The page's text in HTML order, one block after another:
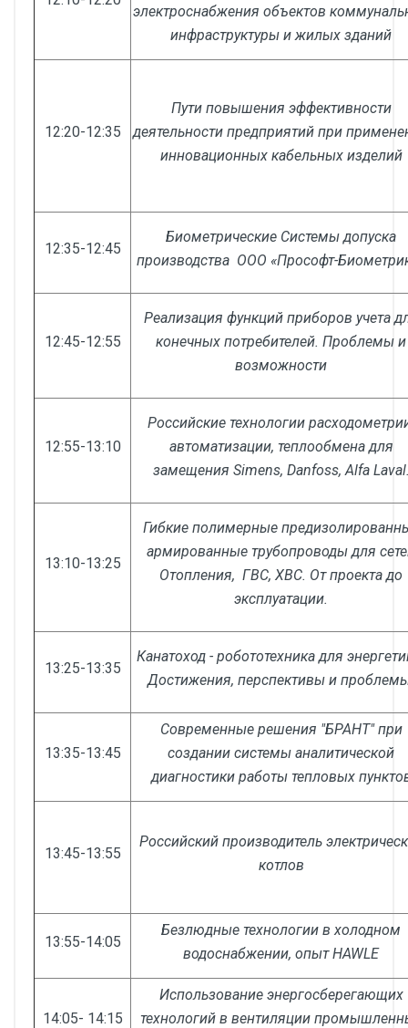
электроснабжения объектов
инфраструктуры и жилых зданий
12:20-12:35
Пути повышения эффективности
деятельности предприятий при
инновационных кабельных изделий
12:35-12:45
Биометрические Системы допуска
производства ООО «Прософт-
12:45-12:55
Реализация функций приборов учета
конечных потребителей. Проблемы и
возможности
12:55-13:10
Российские технологии
автоматизации, теплообмена для
замещения Simens, Danfoss, Alfa
13:10-13:25
Гибкие полимерные
армированные трубопроводы для
Отопления, ГВС, ХВС. От проекта до
эксплуатации.
13:25-13:35
Канатоход - робототехника для
Достижения, перспективы и
13:35-13:45
Современные решения "БРАНТ" при
создании системы аналитической
диагностики работы тепловых
13:45-13:55
Российский производитель
котлов
13:55-14:05
Безлюдные технологии в холодном
водоснабжении, опыт HAWLE
14:05- 14:15
Использование энергосберегающих
технологий в вентиляции